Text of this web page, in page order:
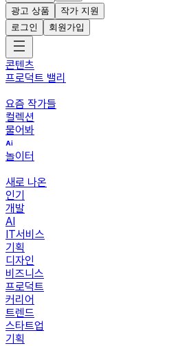
광고 상품
작가 지원
로그인
회원가입
콘텐츠
프로덕트 밸리
요즘 작가들
컬렉션
물어봐
놀이터
새로 나온
인기
개발
AI
IT서비스
기획
디자인
비즈니스
프로덕트
커리어
트렌드
스타트업
기획